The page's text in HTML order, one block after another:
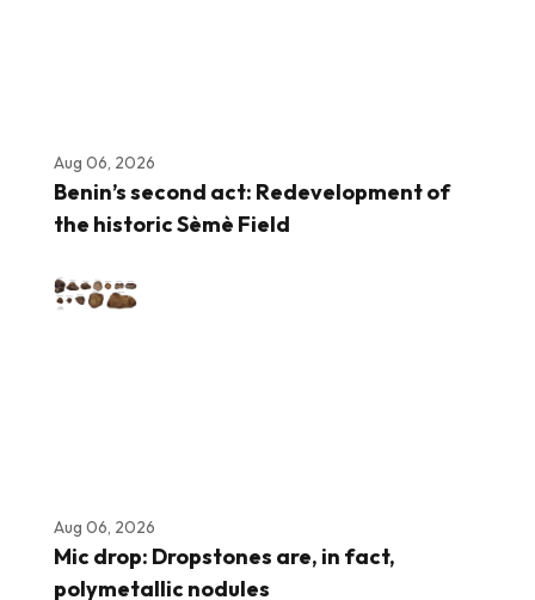
Aug 06, 2026
Benin’s second act: Redevelopment of
the historic Sèmè Field
Aug 06, 2026
Mic drop: Dropstones are, in fact,
polymetallic nodules